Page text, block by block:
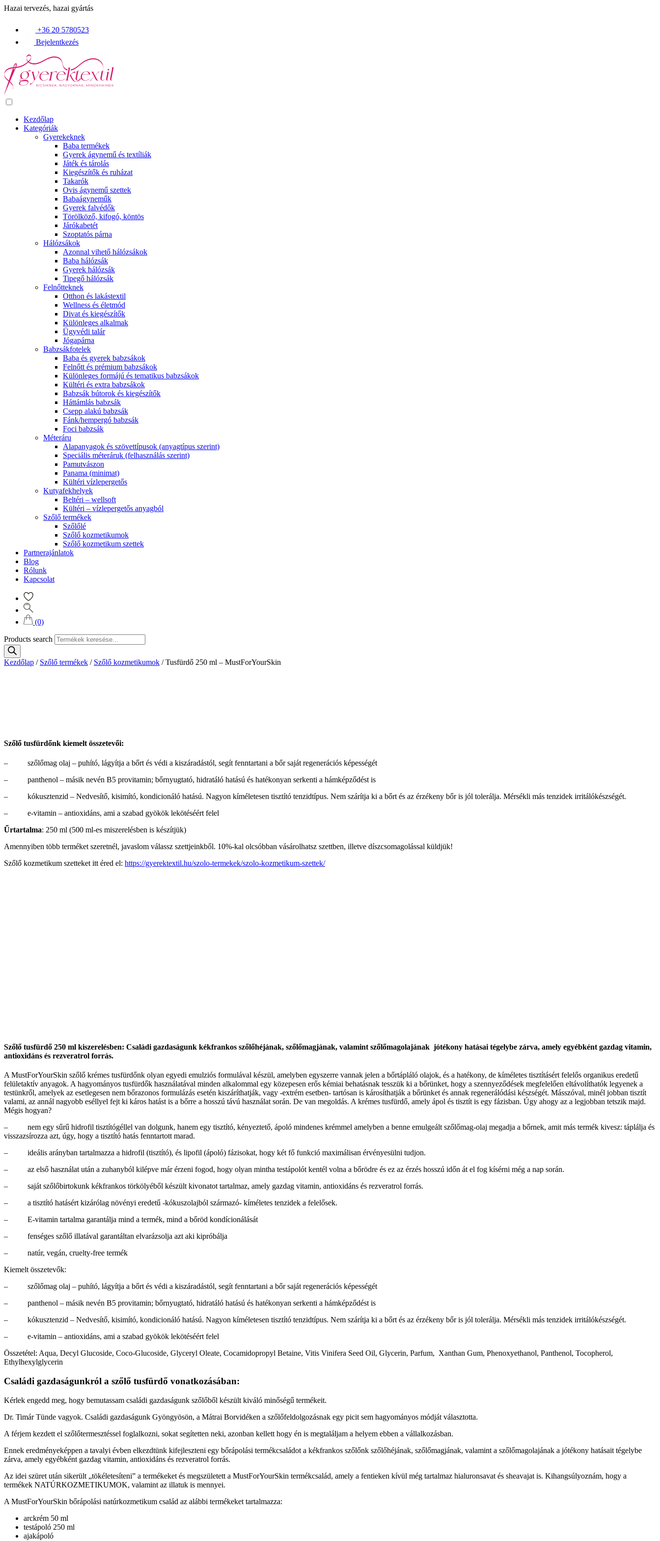
Hazai tervezés, hazai gyártás
+36 20 5780523
Bejelentkezés
Kezdőlap
Kategóriák
Gyerekeknek
Baba termékek
Gyerek ágynemű és textíliák
Játék és tárolás
Kiegészítők és ruházat
Takarók
Ovis ágynemű szettek
Babaágyneműk
Gyerek falvédők
Törölköző, kifogó, köntös
Járókabetét
Szoptatós párna
Hálózsákok
Azonnal vihető hálózsákok
Baba hálózsák
Gyerek hálózsák
Tipegő hálózsák
Felnőtteknek
Otthon és lakástextil
Wellness és életmód
Divat és kiegészítők
Különleges alkalmak
Ügyvédi talár
Jógapárna
Babzsákfotelek
Baba és gyerek babzsákok
Felnőtt és prémium babzsákok
Különleges formájú és tematikus babzsákok
Kültéri és extra babzsákok
Babzsák bútorok és kiegészítők
Háttámlás babzsák
Csepp alakú babzsák
Fánk/hempergó babzsák
Foci babzsák
Méteráru
Alapanyagok és szövettípusok (anyagtípus szerint)
Speciális méteráruk (felhasználás szerint)
Pamutvászon
Panama (minimat)
Kültéri vízlepergetős
Kutyafekhelyek
Beltéri – wellsoft
Kültéri – vízlepergetős anyagból
Szőlő termékek
Szőlőlé
Szőlő kozmetikumok
Szőlő kozmetikum szettek
Partnerajánlatok
Blog
Rólunk
Kapcsolat
(0)
Products search
Kezdőlap / Szőlő termékek / Szőlő kozmetikumok /Tusfürdő 250 ml – MustForYourSkin
Szőlő tusfürdőnk kiemelt összetevői:
– szőlőmag olaj – puhító, lágyítja a bőrt és védi a kiszáradástól, segít fenntartani a bőr saját regenerációs képességét
– panthenol – másik nevén B5 provitamin; bőrnyugtató, hidratáló hatású és hatékonyan serkenti a hámképződést is
– kókusztenzid – Nedvesítő, kisimító, kondicionáló hatású. Nagyon kíméletesen tisztító tenzidtípus. Nem szárítja ki a bőrt és az érzékeny bőr is jól tolerálja. Mérsékli más tenzidek irritálókészségét.
– e-vitamin – antioxidáns, ami a szabad gyökök lekötéséért felel
Űrtartalma: 250 ml (500 ml-es miszerelésben is készítjük)
Amennyiben több terméket szeretnél, javaslom válassz szettjeinkből. 10%-kal olcsóbban vásárolhatsz szettben, illetve díszcsomagolással küldjük!
Szőlő kozmetikum szetteket itt éred el: https://gyerektextil.hu/szolo-termekek/szolo-kozmetikum-szettek/
Szőlő tusfürdő 250 ml kiszerelésben: Családi gazdaságunk kékfrankos szőlőhéjának, szőlőmagjának, valamint szőlőmagolajának jótékony hatásai tégelybe zárva, amely egyébként gazdag vitamin,
antioxidáns és rezveratrol forrás.
A MustForYourSkin szőlő krémes tusfürdőnk olyan egyedi emulziós formulával készül, amelyben egyszerre vannak jelen a bőrtápláló olajok, és a hatékony, de kíméletes tisztításért felelős organikus eredetű
felületaktív anyagok. A hagyományos tusfürdők használatával minden alkalommal egy közepesen erős kémiai behatásnak tesszük ki a bőrünket, hogy a szennyeződések megfelelően eltávolíthatók legyenek a
testünkről, amelyek az esetlegesen nem bőrazonos formulázás esetén kiszáríthatják, vagy -extrém esetben- tartósan is károsíthatják a bőrünket és annak regenerálódási készségét. Másszóval, minél jobban tisztít
valami, az annál nagyobb eséllyel fejt ki káros hatást is a bőrre a hosszú távú használat során. De van megoldás. A krémes tusfürdő, amely ápol és tisztít is egy fázisban. Úgy ahogy az a legjobban tetszik majd.
Mégis hogyan?
– nem egy sűrű hidrofil tisztítógéllel van dolgunk, hanem egy tisztító, kényeztető, ápoló mindenes krémmel amelyben a benne emulgeált szőlőmag-olaj megadja a bőrnek, amit más termék kivesz: táplálja és
visszazsírozza azt, úgy, hogy a tisztító hatás fenntartott marad.
– ideális arányban tartalmazza a hidrofil (tisztító), és lipofil (ápoló) fázisokat, hogy két fő funkció maximálisan érvényesülni tudjon.
– az első használat után a zuhanyból kilépve már érzeni fogod, hogy olyan mintha testápolót kentél volna a bőrödre és ez az érzés hosszú időn át el fog kísérni még a nap során.
– saját szőlőbirtokunk kékfrankos törkölyéből készült kivonatot tartalmaz, amely gazdag vitamin, antioxidáns és rezveratrol forrás.
– a tisztító hatásért kizárólag növényi eredetű -kókuszolajból származó- kíméletes tenzidek a felelősek.
– E-vitamin tartalma garantálja mind a termék, mind a bőröd kondícionálását
– fenséges szőlő illatával garantáltan elvarázsolja azt aki kipróbálja
– natúr, vegán, cruelty-free termék
Kiemelt összetevők:
– szőlőmag olaj – puhító, lágyítja a bőrt és védi a kiszáradástól, segít fenntartani a bőr saját regenerációs képességét
– panthenol – másik nevén B5 provitamin; bőrnyugtató, hidratáló hatású és hatékonyan serkenti a hámképződést is
– kókusztenzid – Nedvesítő, kisimító, kondicionáló hatású. Nagyon kíméletesen tisztító tenzidtípus. Nem szárítja ki a bőrt és az érzékeny bőr is jól tolerálja. Mérsékli más tenzidek irritálókészségét.
– e-vitamin – antioxidáns, ami a szabad gyökök lekötéséért felel
Összetétel: Aqua, Decyl Glucoside, Coco-Glucoside, Glyceryl Oleate, Cocamidopropyl Betaine, Vitis Vinifera Seed Oil, Glycerin, Parfum, Xanthan Gum, Phenoxyethanol, Panthenol, Tocopherol,
Ethylhexylglycerin
Családi gazdaságunkról a szőlő tusfürdő vonatkozásában:
Kérlek engedd meg, hogy bemutassam családi gazdaságunk szőlőből készült kiváló minőségű termékeit.
Dr. Timár Tünde vagyok. Családi gazdaságunk Gyöngyösön, a Mátrai Borvidéken a szőlőfeldolgozásnak egy picit sem hagyományos módját választotta.
A férjem kezdett el szőlőtermesztéssel foglalkozni, sokat segítetten neki, azonban kellett hogy én is megtaláljam a helyem ebben a vállalkozásban.
Ennek eredményeképpen a tavalyi évben elkezdtünk kifejleszteni egy bőrápolási termékcsaládot a kékfrankos szőlőnk szőlőhéjának, szőlőmagjának, valamint a szőlőmagolajának a jótékony hatásait tégelybe
zárva, amely egyébként gazdag vitamin, antioxidáns és rezveratrol forrás.
Az idei szüret után sikerült „tökéletesíteni” a termékeket és megszületett a MustForYourSkin termékcsalád, amely a fentieken kívül még tartalmaz hialuronsavat és sheavajat is. Kihangsúlyoznám, hogy a
termékek NATÚRKOZMETIKUMOK, valamint az illatuk is mennyei.
A MustForYourSkin bőrápolási natúrkozmetikum család az alábbi termékeket tartalmazza:
arckrém 50 ml
testápoló 250 ml
ajakápoló